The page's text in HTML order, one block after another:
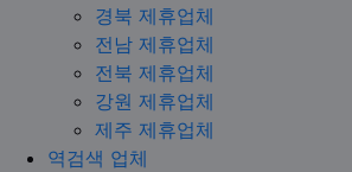
경북 제휴업체
전남 제휴업체
전북 제휴업체
강원 제휴업체
제주 제휴업체
역검색 업체